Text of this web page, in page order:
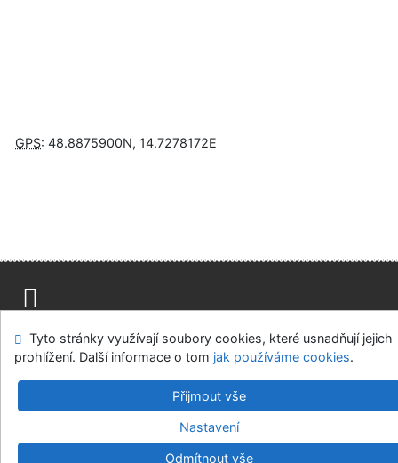
GPS: 48.8875900N, 14.7278172E
Napište nám Mapa stránek
Nastavení cookies
Knihovny regionu České Budějovice
v.4.8.63a-Cosmotron Bohemia, s.r.o.
Tyto stránky využívají soubory cookies, které usnadňují jejich
prohlížení. Další informace o tom jak používáme cookies.
Přijmout vše
Nastavení
Odmítnout vše